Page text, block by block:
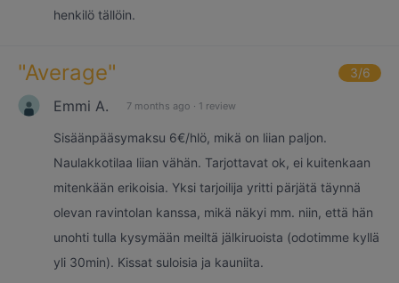
henkilö tällöin.
"Average" 3/6
Emmi A. 7 months ago · 1 review
Sisäänpääsymaksu 6€/hlö, mikä on liian paljon.
Naulakkotilaa liian vähän. Tarjottavat ok, ei kuitenkaan
mitenkään erikoisia. Yksi tarjoilija yritti pärjätä täynnä
olevan ravintolan kanssa, mikä näkyi mm. niin, että hän
unohti tulla kysymään meiltä jälkiruoista (odotimme kyllä
yli 30min). Kissat suloisia ja kauniita.